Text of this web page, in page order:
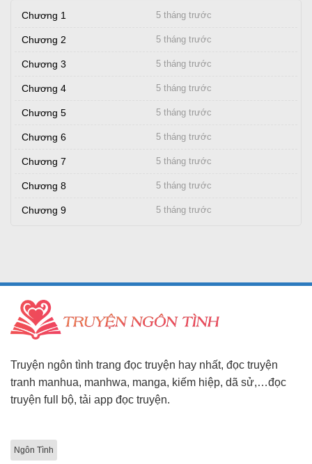
Chương 1 5 tháng trước
Chương 2 5 tháng trước
Chương 3 5 tháng trước
Chương 4 5 tháng trước
Chương 5 5 tháng trước
Chương 6 5 tháng trước
Chương 7 5 tháng trước
Chương 8 5 tháng trước
Chương 9 5 tháng trước
Truyện ngôn tình trang đọc truyện hay nhất, đọc truyện
tranh manhua, manhwa, manga, kiếm hiệp, dã sử,…đọc
truyện full bộ, tải app đọc truyện.
Ngôn Tình